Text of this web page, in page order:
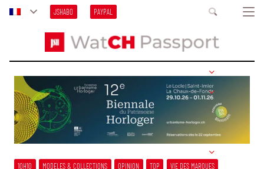
JSHABO PAYPAL
10H10 MODELES & COLLECTIONS OPINION TOP VIE DES MARQUES